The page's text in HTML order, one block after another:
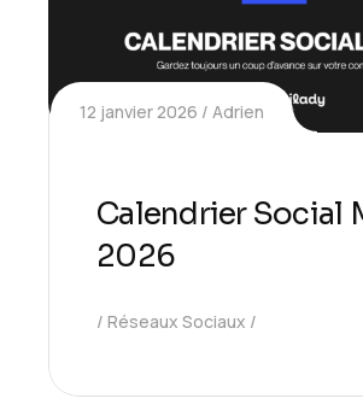
12 janvier 2026 Adrien
Calendrier Social
2026
Réseaux Sociaux